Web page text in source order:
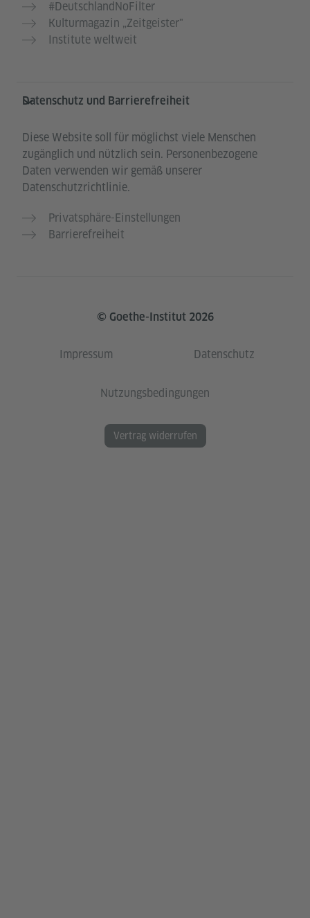
#DeutschlandNoFilter
Kulturmagazin „Zeitgeister"
Institute weltweit
Datenschutz und Barrierefreiheit
Diese Website soll für möglichst viele Menschen
zugänglich und nützlich sein. Personenbezogene
Daten verwenden wir gemäß unserer
Datenschutzrichtlinie.
Privatsphäre-Einstellungen
Barrierefreiheit
© Goethe-Institut 2026
Impressum Datenschutz
Nutzungsbedingungen
Vertrag widerrufen